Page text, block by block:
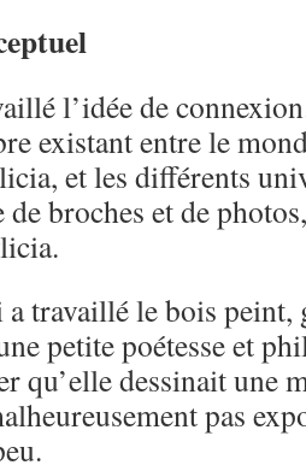
l’idée de
existant entre le
et les différents
de broches et de
travaillé le bois peint,
petite poétesse et
qu’elle dessinait une
pas